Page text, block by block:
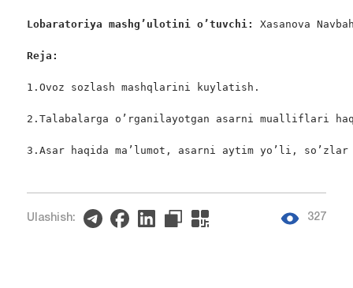
Lobaratoriya mashg’ulotini o’tuvchi: Xasanova
Reja:
1.Ovoz sozlash mashqlarini kuylatish.
2.Talabalarga o’rganilayotgan asarni mualliflari
3.Asar haqida ma’lumot, asarni aytim yo’li,
Ulashish: 327